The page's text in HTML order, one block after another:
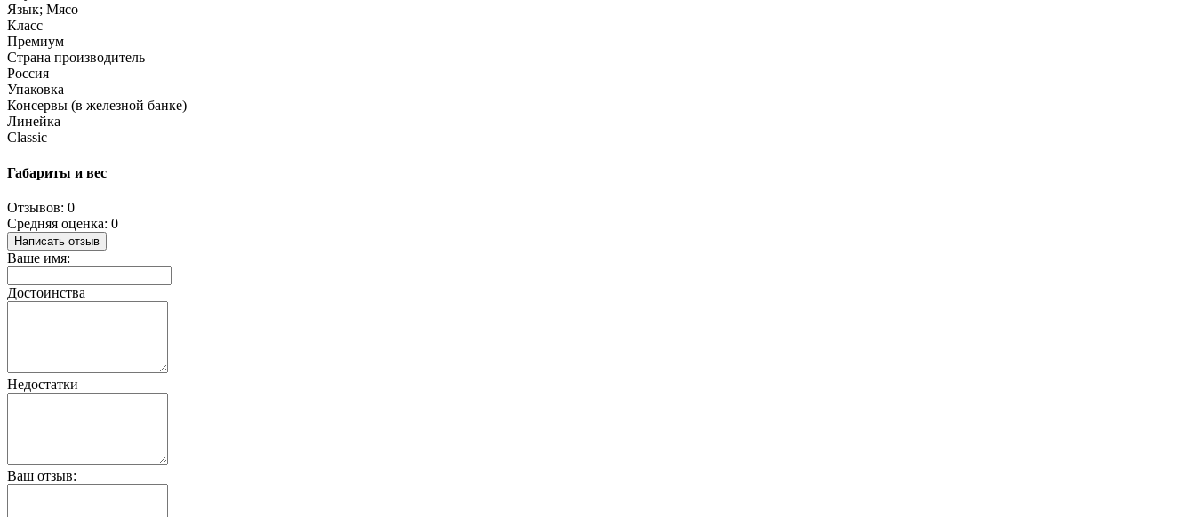
Язык; Мясо
Класс
Премиум
Страна производитель
Россия
Упаковка
Консервы (в железной банке)
Линейка
Classic
Габариты и вес
Отзывов: 0
Средняя оценка: 0
Написать отзыв
Ваше имя:
Достоинства
Недостатки
Ваш отзыв: